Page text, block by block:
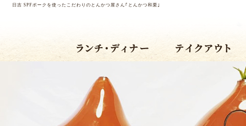
日吉 SPFポークを使ったこだわりのとんかつ屋さん｢とんかつ和栗｣